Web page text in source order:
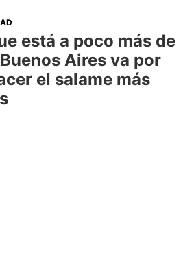
está a poco más de
Aires va por
el salame más